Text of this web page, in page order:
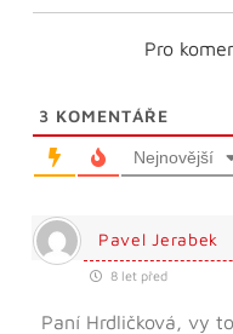
Pro
3 KOMENTÁŘE
Nejnovější
Pavel Jerabek
8 let před
Paní Hrdličková, vy